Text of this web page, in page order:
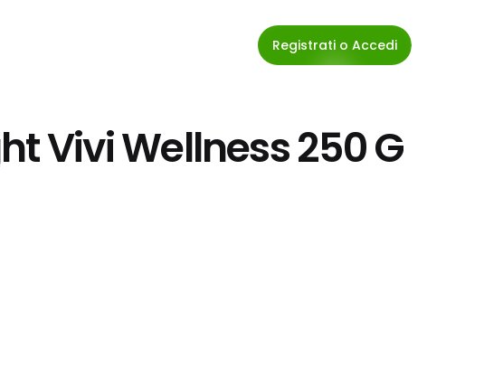
Registrati o Accedi
Vivi Wellness 250 G